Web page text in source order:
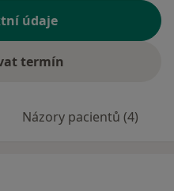
údaje
termín
Názory pacientů (4)